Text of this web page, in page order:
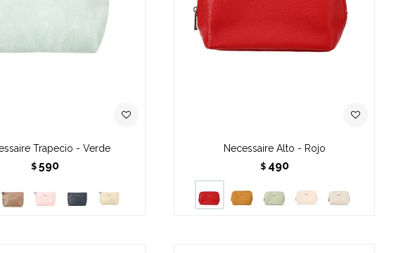
Trapecio - Verde
$ 590
Necessaire Alto - Rojo
$ 490